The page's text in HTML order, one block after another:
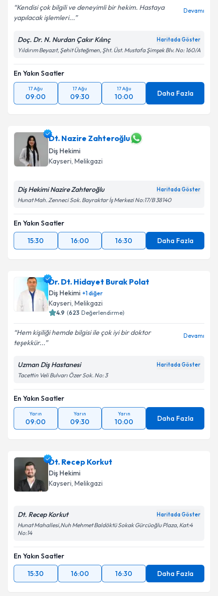
Kendisi çok bilgili ve deneyimli bir hekim. Hastaya
yapılacak işlemleri...
Devamı
Doç. Dr. N. Nurdan Çakır Kılınç Haritada Göster
Yıldırım Beyazıt, Şehit Üsteğmen, Şht. Üst. Mustafa Şimşek Blv. No: 160/A
En Yakın Saatler
17 Ağu
09:00
17 Ağu
09:30
17 Ağu
10:00 Daha Fazla
Dt. Nazire Zahteroğlu
Diş Hekimi
Kayseri, Melikgazi
Diş Hekimi Nazire Zahteroğlu Haritada Göster
Hunat Mah. Zenneci Sok. Bayraktar İş Merkezi No:17/B 38140
En Yakın Saatler
15:30
16:00 16:30 Daha Fazla
Dr. Dt. Hidayet Burak Polat
Diş Hekimi +1diğer
Kayseri, Melikgazi
4.9 (623 Değerlendirme)
Hem kişiliği hemde bilgisi ile çok iyi bir doktor
teşekkür...
Devamı
Uzman Diş Hastanesi Haritada Göster
Tacettin Veli Bulvarı Özer Sok. No: 3
En Yakın Saatler
Yarın
09:00
Yarın
09:30
Yarın
10:00 Daha Fazla
Dt. Recep Korkut
Diş Hekimi
Kayseri, Melikgazi
Dt. Recep Korkut Haritada Göster
Hunat Mahallesi,Nuh Mehmet Baldöktü Sokak Gürcüoğlu Plaza, Kat:4
No:14
En Yakın Saatler
15:30
16:00 16:30 Daha Fazla